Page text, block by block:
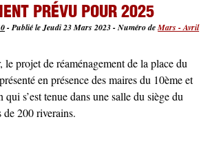
PRÉVU POUR 2025
-Publié le Jeudi 23 Mars 2023-Numéro deMars - Avril
projet de réaménagement de la place du
en présence des maires du 10ème et
s’est tenue dans une salle du siège du
de 200 riverains.